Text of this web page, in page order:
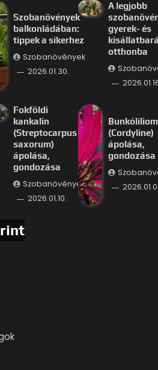
Szobanövények
balkonládában:
tippek a sikerhez
Szobanövények
2026.01.30.
A legjobb
gyerek- és
otthonba
Fokföldi
kankalin
(Streptocarpus
saxorum)
ápolása,
gondozása
Szobanövények
2026.01.10.
Bunkóliliom
(Cordyline)
ápolása,
gondozása